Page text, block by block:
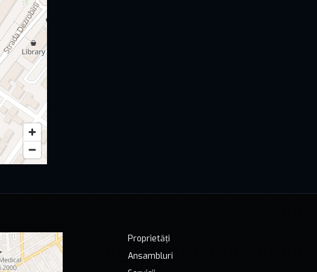
Proprietăți
Ansambluri